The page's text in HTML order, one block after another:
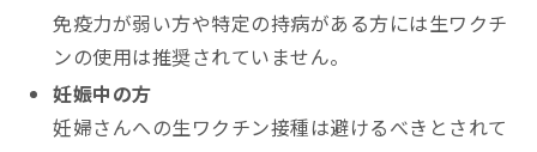
免疫力が弱い方や特定の持病がある方には生ワクチ
ンの使用は推奨されていません。
妊娠中の方
妊婦さんへの生ワクチン接種は避けるべきとされて